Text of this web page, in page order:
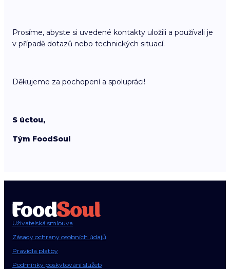
Prosíme, abyste si uvedené kontakty uložili a používali je
v případě dotazů nebo technických situací.
Děkujeme za pochopení a spolupráci!
S úctou,
Tým FoodSoul
Uživatelská smlouva
Zásady ochrany osobních údajů
Pravidla platby
Podmínky poskytování služeb